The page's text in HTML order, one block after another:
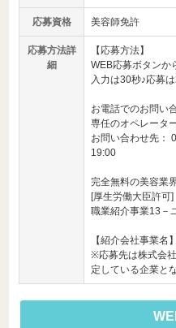
応募資格 美容師免許
応募方法詳
細
【応募方法】
WEB応募ボタンか
入力は30秒♪応募
お電話でのお問い
専任のオペレータ
お問い合わせ先：
19:00
完全無料の美容業
[厚生労働大臣許可]
職業紹介事業13－
【紹介会社事業名
※応募先は株式会
定している企業と